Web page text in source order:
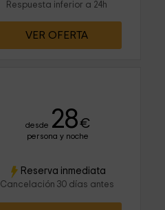
Respuesta inferior a 24h
VER OFERTA
desde 28€
persona y noche
Reserva inmediata
Cancelación 30 días antes